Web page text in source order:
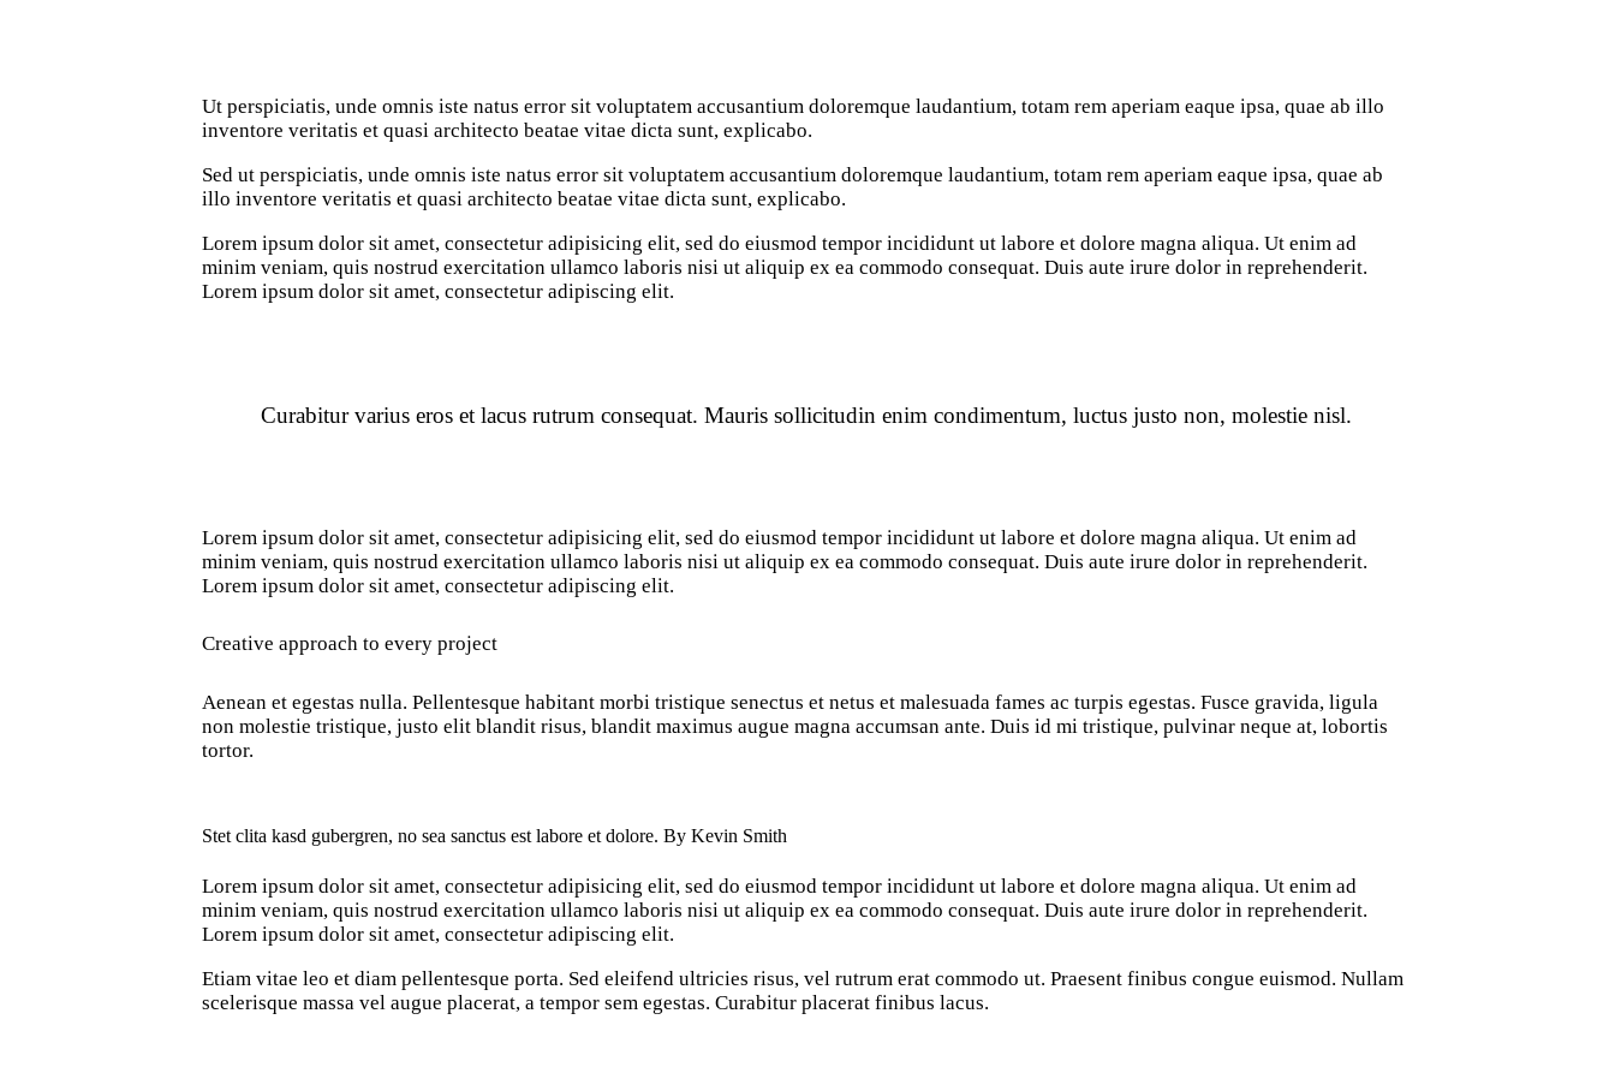
Ut perspiciatis, unde omnis iste natus error sit voluptatem accusantium doloremque laudantium, totam rem aperiam eaque ipsa, quae ab illo
inventore veritatis et quasi architecto beatae vitae dicta sunt, explicabo.
Sed ut perspiciatis, unde omnis iste natus error sit voluptatem accusantium doloremque laudantium, totam rem aperiam eaque ipsa, quae ab
illo inventore veritatis et quasi architecto beatae vitae dicta sunt, explicabo.
Lorem ipsum dolor sit amet, consectetur adipisicing elit, sed do eiusmod tempor incididunt ut labore et dolore magna aliqua. Ut enim ad
minim veniam, quis nostrud exercitation ullamco laboris nisi ut aliquip ex ea commodo consequat. Duis aute irure dolor in reprehenderit.
Lorem ipsum dolor sit amet, consectetur adipiscing elit.
Curabitur varius eros et lacus rutrum consequat. Mauris sollicitudin enim condimentum, luctus justo non, molestie nisl.
Lorem ipsum dolor sit amet, consectetur adipisicing elit, sed do eiusmod tempor incididunt ut labore et dolore magna aliqua. Ut enim ad
minim veniam, quis nostrud exercitation ullamco laboris nisi ut aliquip ex ea commodo consequat. Duis aute irure dolor in reprehenderit.
Lorem ipsum dolor sit amet, consectetur adipiscing elit.
Creative approach to every project
Aenean et egestas nulla. Pellentesque habitant morbi tristique senectus et netus et malesuada fames ac turpis egestas. Fusce gravida, ligula
non molestie tristique, justo elit blandit risus, blandit maximus augue magna accumsan ante. Duis id mi tristique, pulvinar neque at, lobortis
tortor.
Stet clita kasd gubergren, no sea sanctus est labore et dolore. By Kevin Smith
Lorem ipsum dolor sit amet, consectetur adipisicing elit, sed do eiusmod tempor incididunt ut labore et dolore magna aliqua. Ut enim ad
minim veniam, quis nostrud exercitation ullamco laboris nisi ut aliquip ex ea commodo consequat. Duis aute irure dolor in reprehenderit.
Lorem ipsum dolor sit amet, consectetur adipiscing elit.
Etiam vitae leo et diam pellentesque porta. Sed eleifend ultricies risus, vel rutrum erat commodo ut. Praesent finibus congue euismod. Nullam
scelerisque massa vel augue placerat, a tempor sem egestas. Curabitur placerat finibus lacus.